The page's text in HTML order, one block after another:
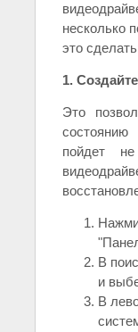
несколько
это
1.
Это
пойдет
В
и
В